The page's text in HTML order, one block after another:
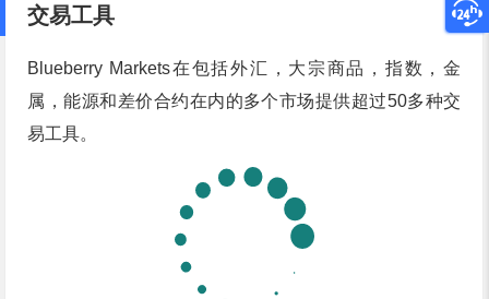
交易工具
Blueberry Markets在包括外汇，大宗商品，指数，金
属，能源和差价合约在内的多个市场提供超过50多种交
易工具。